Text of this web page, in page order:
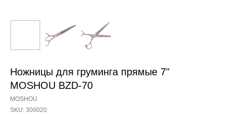
Ножницы для груминга прямые 7"
MOSHOU BZD-70
MOSHOU
SKU: 300020